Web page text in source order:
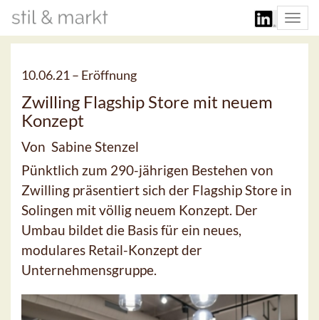
10.06.21 – Eröffnung
Zwilling Flagship Store mit neuem
Konzept
Von Sabine Stenzel
Pünktlich zum 290-jährigen Bestehen von
Zwilling präsentiert sich der Flagship Store in
Solingen mit völlig neuem Konzept. Der
Umbau bildet die Basis für ein neues,
modulares Retail-Konzept der
Unternehmensgruppe.